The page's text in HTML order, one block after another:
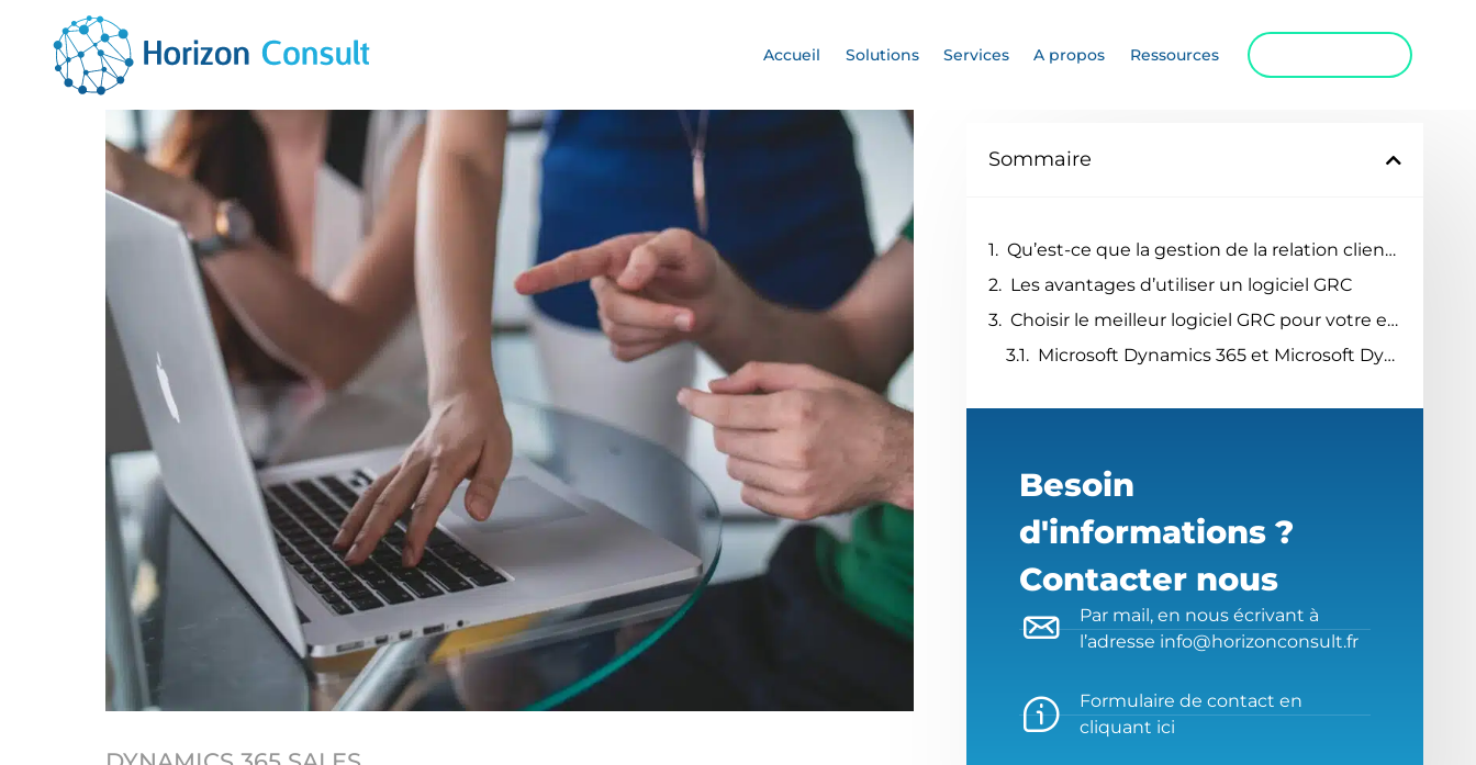
ACCUEIL
SOLUTIONS
RESSOURCES
CONTACTEZ-NOUS
Accueil Solutions Services A propos Ressources
Sommaire
Qu’est-ce que la gestion de la relation client (GRC) ?
Les avantages d’utiliser un logiciel GRC
Choisir le meilleur logiciel GRC pour votre entreprise
Microsoft Dynamics 365 et Microsoft Dynamics Sales : des logiciels GRC performants et évolués
Besoin
d'informations ?
Contacter nous
Par mail, en nous écrivant à
l’adresse info@horizonconsult.fr
Formulaire de contact en
cliquant ici